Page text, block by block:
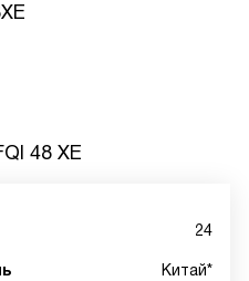
48 XE
24
Китай*